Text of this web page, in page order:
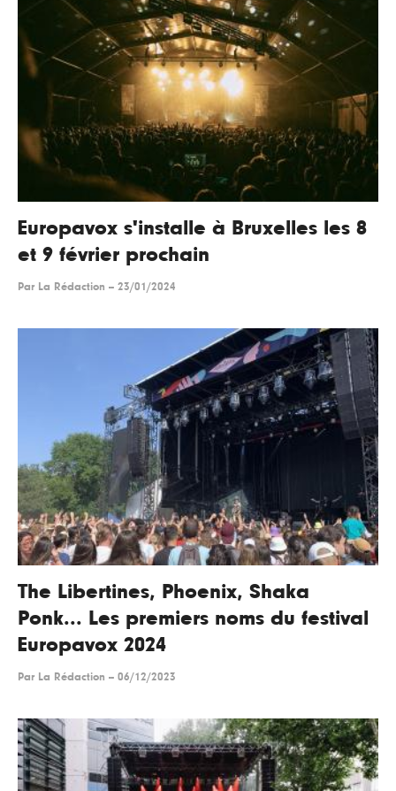
Europavox s'installe à Bruxelles les 8
et 9 février prochain
Par La Rédaction -- 23/01/2024
The Libertines, Phoenix, Shaka
Ponk... Les premiers noms du festival
Europavox 2024
Par La Rédaction -- 06/12/2023